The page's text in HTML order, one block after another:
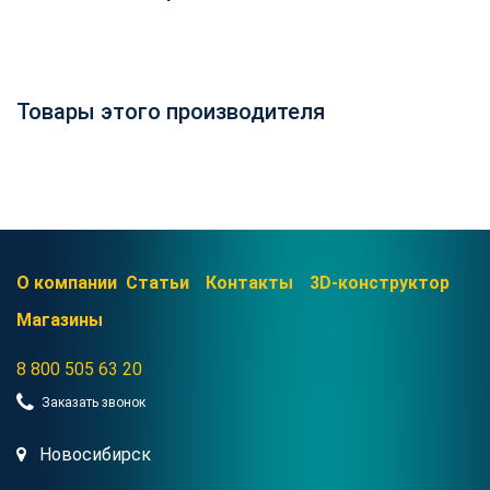
Товары этого производителя
О компании Статьи Контакты
3D-конструктор
Магазины
8 800 505 63 20
Заказать звонок
Новосибирск